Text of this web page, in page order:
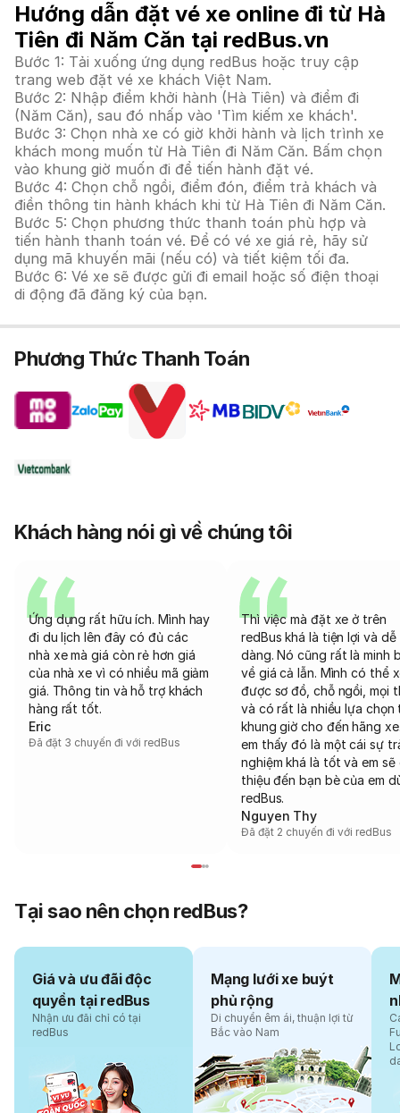
Hướng dẫn đặt vé xe online đi từ Hà
Tiên đi Năm Căn tại redBus.vn
Bước 1: Tải xuống ứng dụng redBus hoặc truy cập
trang web đặt vé xe khách Việt Nam.
Bước 2: Nhập điểm khởi hành (Hà Tiên) và điểm đi
(Năm Căn), sau đó nhấp vào 'Tìm kiếm xe khách'.
Bước 3: Chọn nhà xe có giờ khởi hành và lịch trình xe
khách mong muốn từ Hà Tiên đi Năm Căn. Bấm chọn
vào khung giờ muốn đi để tiến hành đặt vé.
Bước 4: Chọn chỗ ngồi, điểm đón, điểm trả khách và
điền thông tin hành khách khi từ Hà Tiên đi Năm Căn.
Bước 5: Chọn phương thức thanh toán phù hợp và
tiến hành thanh toán vé. Để có vé xe giá rẻ, hãy sử
dụng mã khuyến mãi (nếu có) và tiết kiệm tối đa.
Bước 6: Vé xe sẽ được gửi đi email hoặc số điện thoại
di động đã đăng ký của bạn.
Phương Thức Thanh Toán
Khách hàng nói gì về chúng tôi
Ứng dụng rất hữu ích. Mình hay
đi du lịch lên đây có đủ các
nhà xe mà giá còn rẻ hơn giá
của nhà xe vì có nhiều mã giảm
giá. Thông tin và hỗ trợ khách
hàng rất tốt.
Eric
Đã đặt 3 chuyến đi với redBus
Thì việc mà đặt xe ở trên
redBus khá là tiện lợi và dễ
dàng. Nó cũng rất là minh
về giá cả lẫn. Mình có thể
được sơ đồ, chỗ ngồi, mọi
và có rất là nhiều lựa chọn
khung giờ cho đến hãng
em thấy đó là một cái sự
nghiệm khá là tốt và em sẽ
thiệu đến bạn bè của em
redBus.
Nguyen Thy
Đã đặt 2 chuyến đi với redBus
Tại sao nên chọn redBus?
Giá và ưu đãi độc
quyền tại redBus
Nhận ưu đãi chỉ có tại
redBus
Mạng lưới xe buýt
phủ rộng
Di chuyển êm ái, thuận lợi từ
Bắc vào Nam